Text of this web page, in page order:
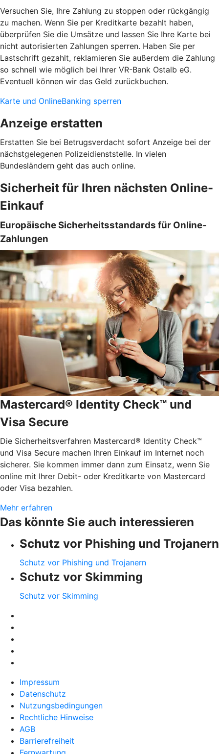
Versuchen Sie, Ihre Zahlung zu stoppen oder rückgängig
zu machen. Wenn Sie per Kreditkarte bezahlt haben,
überprüfen Sie die Umsätze und lassen Sie Ihre Karte bei
nicht autorisierten Zahlungen sperren. Haben Sie per
Lastschrift gezahlt, reklamieren Sie außerdem die Zahlung
so schnell wie möglich bei Ihrer VR-Bank Ostalb eG.
Eventuell können wir das Geld zurückbuchen.
Karte und OnlineBanking sperren
Anzeige erstatten
Erstatten Sie bei Betrugsverdacht sofort Anzeige bei der
nächstgelegenen Polizeidienststelle. In vielen
Bundesländern geht das auch online.
Sicherheit für Ihren nächsten Online-
Einkauf
Europäische Sicherheitsstandards für Online-
Zahlungen
Mastercard® Identity Check™ und
Visa Secure
Die Sicherheitsverfahren Mastercard® Identity Check™
und Visa Secure machen Ihren Einkauf im Internet noch
sicherer. Sie kommen immer dann zum Einsatz, wenn Sie
online mit Ihrer Debit- oder Kreditkarte von Mastercard
oder Visa bezahlen.
Mehr erfahren
Das könnte Sie auch interessieren
Schutz vor Phishing und Trojanern
Schutz vor Phishing und Trojanern
Schutz vor Skimming
Schutz vor Skimming
Impressum
Datenschutz
Nutzungsbedingungen
Rechtliche Hinweise
AGB
Barrierefreiheit